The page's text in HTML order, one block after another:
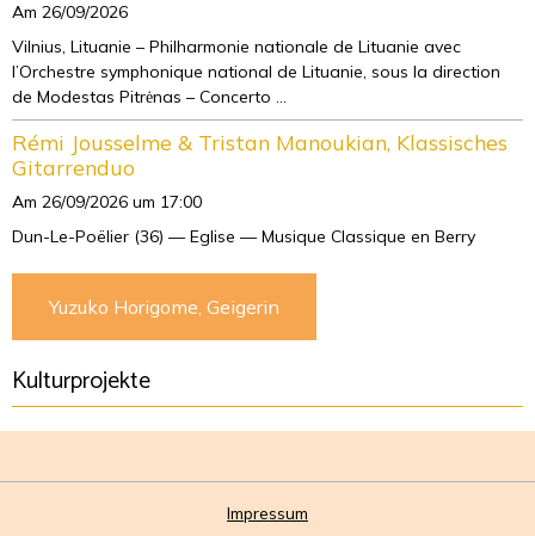
Am 26/09/2026
Vilnius, Lituanie – Philharmonie nationale de Lituanie avec
l’Orchestre symphonique national de Lituanie, sous la direction
de Modestas Pitrėnas – Concerto ...
Rémi Jousselme & Tristan Manoukian, Klassisches
Gitarrenduo
Am 26/09/2026 um 17:00
Dun-Le-Poëlier (36) — Eglise — Musique Classique en Berry
Yuzuko Horigome, Geigerin
Kulturprojekte
Impressum